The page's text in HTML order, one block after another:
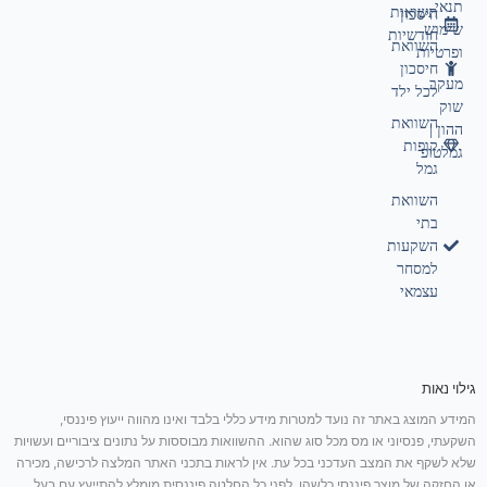
חיסכון
השוואת
חיסכון
לכל ילד
השוואת
קופות
גמל
השוואת
בתי
השקעות
למסחר
עצמאי
תנאי
שימוש
ופרטיות
מעקב
שוק
ההון |
גמלטופ
תשואות
חודשיות
גילוי נאות
המידע המוצג באתר זה נועד למטרות מידע כללי בלבד ואינו מהווה ייעוץ פיננסי,
השקעתי, פנסיוני או מס מכל סוג שהוא. ההשוואות מבוססות על נתונים ציבוריים ועשויות
שלא לשקף את המצב העדכני בכל עת. אין לראות בתכני האתר המלצה לרכישה, מכירה